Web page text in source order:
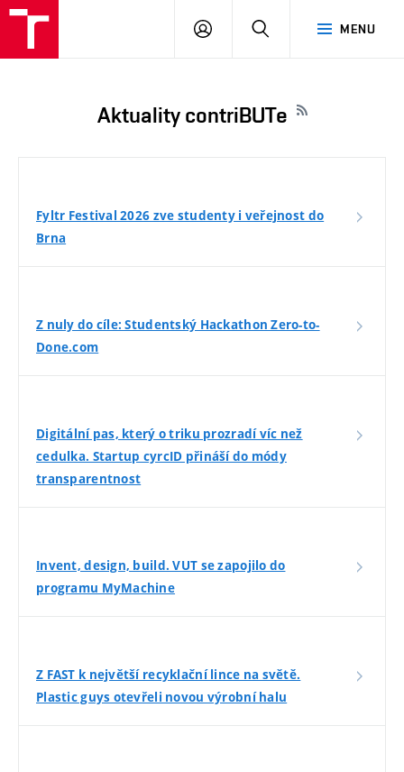
MENU
PŘIHLÁSIT
Aktuality contriBUTe
Fyltr Festival 2026 zve studenty i veřejnost do
Brna
Z nuly do cíle: Studentský Hackathon Zero-to-
Done.com
Digitální pas, který o triku prozradí víc než
cedulka. Startup cyrcID přináší do módy
transparentnost
Invent, design, build. VUT se zapojilo do
programu MyMachine
Z FAST k největší recyklační lince na světě.
Plastic guys otevřeli novou výrobní halu